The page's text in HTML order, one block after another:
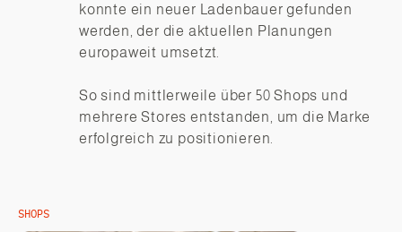
konnte ein neuer Ladenbauer gefunden
werden, der die aktuellen Planungen
europaweit umsetzt.
So sind mittlerweile über 50 Shops und
mehrere Stores entstanden, um die Marke
erfolgreich zu positionieren.
SHOPS